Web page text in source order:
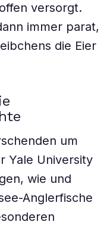
versorgt.
immer parat,
die Eier
um
Yale University
wie und
Anglerfische